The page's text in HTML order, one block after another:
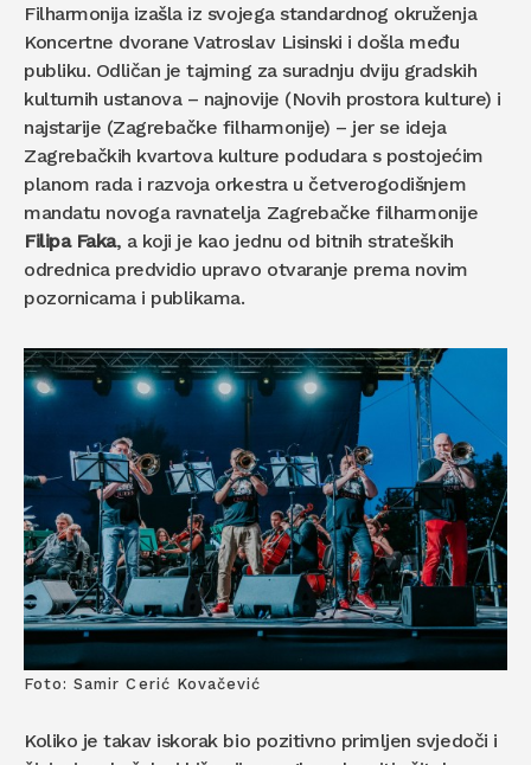
Filharmonija izašla iz svojega standardnog okruženja
Koncertne dvorane Vatroslav Lisinski i došla među
publiku. Odličan je tajming za suradnju dviju gradskih
kulturnih ustanova – najnovije (Novih prostora kulture) i
najstarije (Zagrebačke filharmonije) – jer se ideja
Zagrebačkih kvartova kulture podudara s postojećim
planom rada i razvoja orkestra u četverogodišnjem
mandatu novoga ravnatelja Zagrebačke filharmonije
Filipa Faka, a koji je kao jednu od bitnih strateških
odrednica predvidio upravo otvaranje prema novim
pozornicama i publikama.
Foto: Samir Cerić Kovačević
Koliko je takav iskorak bio pozitivno primljen svjedoči i